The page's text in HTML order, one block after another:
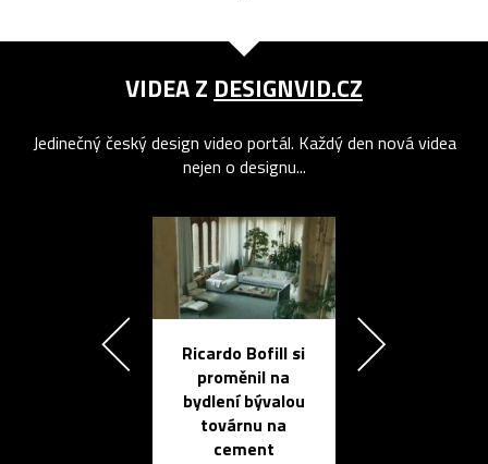
VIDEA Z DESIGNVID.CZ
Jedinečný český design video portál. Každý den nová videa
nejen o designu...
Ricardo Bofill si
proměnil na
bydlení bývalou
továrnu na
cement